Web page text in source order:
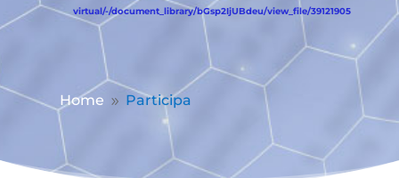
virtual/-/document_library/bGsp2IjUBdeu/view_file/39121905
Home 9 Participa